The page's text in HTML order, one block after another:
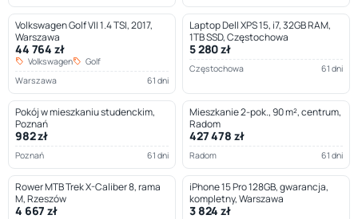
Volkswagen Golf VII 1.4 TSI, 2017,
Warszawa
44 764 zł
Volkswagen
Golf
Warszawa
61 dni
Laptop Dell XPS 15, i7, 32GB RAM,
1TB SSD, Częstochowa
5 280 zł
Częstochowa 61 dni
Pokój w mieszkaniu studenckim,
Poznań
982 zł
Poznań 61 dni
Mieszkanie 2-pok., 90 m², centrum,
Radom
427 478 zł
Radom 61 dni
Rower MTB Trek X-Caliber 8, rama
M, Rzeszów
4 667 zł
iPhone 15 Pro 128GB, gwarancja,
kompletny, Warszawa
3 824 zł